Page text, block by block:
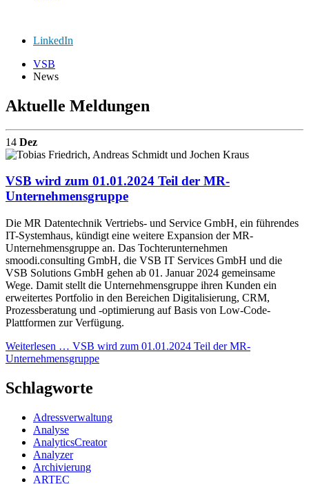
LinkedIn
VSB
News
Aktuelle Meldungen
14 Dez
VSB wird zum 01.01.2024 Teil der MR-
Unternehmensgruppe
Die MR Datentechnik Vertriebs- und Service GmbH, ein führendes
IT-Systemhaus, kündigt eine weitere Expansion der MR-
Unternehmensgruppe an. Das Tochterunternehmen
smoodi.consulting GmbH, die VSB IT Services GmbH und die
VSB Solutions GmbH gehen ab 01. Januar 2024 gemeinsame
Wege. Damit stellt die Unternehmensgruppe ihren Kunden ein
erweitertes Portfolio in den Bereichen Digitalisierung, CRM,
Prozessberatung und -optimierung auf Basis von Low-Code-
Plattformen zur Verfügung.
Weiterlesen … VSB wird zum 01.01.2024 Teil der MR-
Unternehmensgruppe
Schlagworte
Adressverwaltung
Analyse
AnalyticsCreator
Analyzer
Archivierung
ARTEC